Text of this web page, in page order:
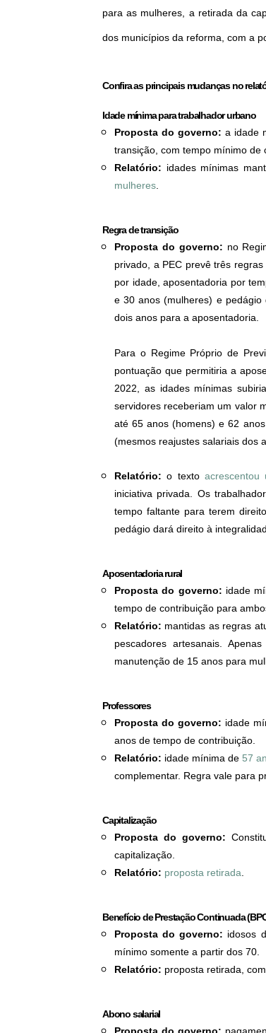
para as mulheres, a retirada da
dos municípios da reforma, com a
Confira as principais mudanças no
Idade mínima para trabalhador urbano
Proposta do governo: a idade
transição, com tempo mínimo de
Relatório: idades mínimas
mulheres.
Regra de transição
Proposta do governo: no
privado, a PEC prevê três
por idade, aposentadoria por
e 30 anos (mulheres) e
dois anos para a aposentadoria.
Para o Regime Próprio de
pontuação que permitiria a
2022, as idades mínimas
servidores receberiam um valor
até 65 anos (homens) e 62
(mesmos reajustes salariais dos
Relatório: o textoacrescentou
iniciativa privada. Os
tempo faltante para terem
pedágio dará direito à
Aposentadoria rural
Proposta do governo: idade
tempo de contribuição para
Relatório: mantidas as regras
pescadores artesanais.
manutenção de 15 anos para
Professores
Proposta do governo: idade
anos de tempo de contribuição.
Relatório: idade mínima de 57
complementar. Regra vale para
Capitalização
Proposta do governo:
capitalização.
Relatório: proposta retirada.
Benefício de Prestação Continuada
Proposta do governo: idosos
mínimo somente a partir dos 70.
Relatório: proposta retirada,
Abono salarial